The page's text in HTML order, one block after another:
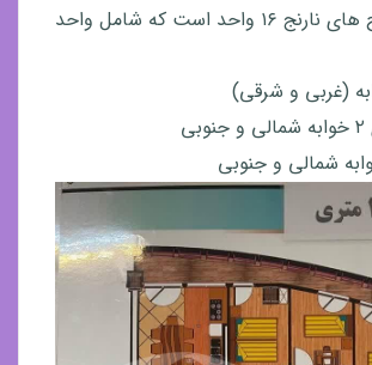
هر طبقه از برج های نارنج ۱۶ واحد است که شامل واحد